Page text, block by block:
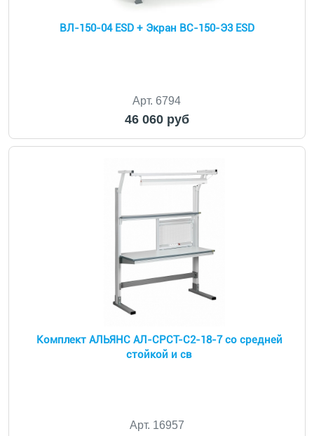
ВЛ-150-04 ESD + Экран ВС-150-Э3 ESD
Арт. 6794
46 060 руб
Комплект АЛЬЯНС АЛ-СРСТ-С2-18-7 со средней
стойкой и св
Арт. 16957